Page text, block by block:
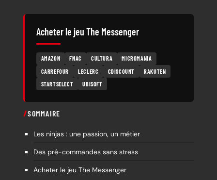
Acheter le jeu The Messenger
AMAZON FNAC CULTURA
MICROMANIA
CARREFOUR
LECLERC CDISCOUNT
RAKUTEN
STARTSELECT
UBISOFT
SOMMAIRE
Les ninjas : une passion, un métier
Des pré-commandes sans stress
Acheter le jeu The Messenger